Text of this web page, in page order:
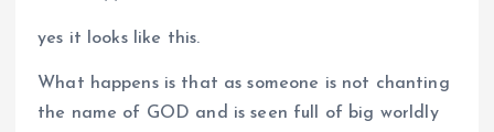
yes it looks like this.
What happens is that as someone is not chanting
the name of GOD and is seen full of big worldly